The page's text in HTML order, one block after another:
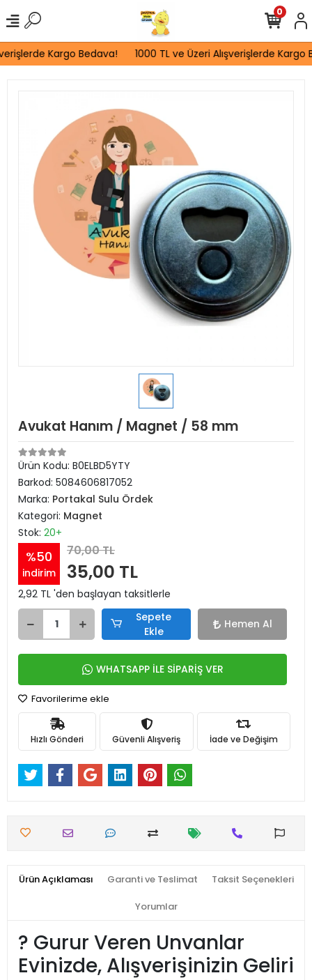
Kargo Bedava! 1000 TL ve Üzeri Alışverişlerde Kargo
0
Avukat Hanım / Magnet / 58 mm
Ürün Kodu: B0ELBD5YTY
Barkod: 5084606817052
Marka: Portakal Sulu Ördek
Kategori: Magnet
Stok: 20+
%50
indirim
70,00 TL
35,00 TL
2,92 TL 'den başlayan taksitlerle
Sepete
Ekle
Hemen Al
WHATSAPP İLE SİPARİŞ VER
Favorilerime ekle
Hızlı Gönderi Güvenli Alışveriş İade ve Değişim
Ürün Açıklaması Garanti ve Teslimat Taksit Seçenekleri
Yorumlar
? Gurur Veren Unvanlar
Evinizde, Alışverişinizin Geliri